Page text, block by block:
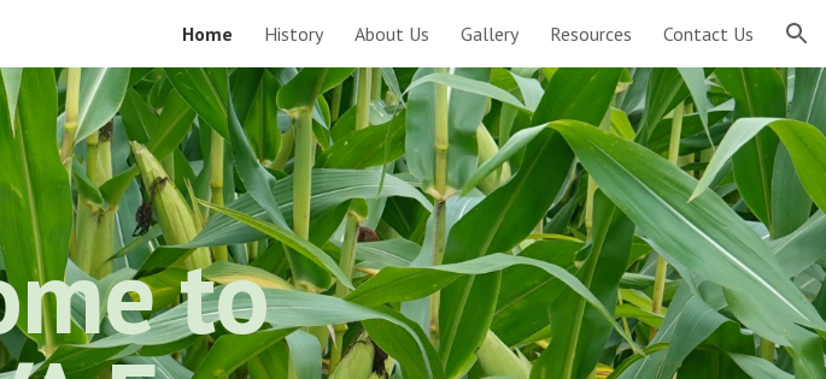
Skip to navigation
Home History About Us Gallery Resources Contact Us
to